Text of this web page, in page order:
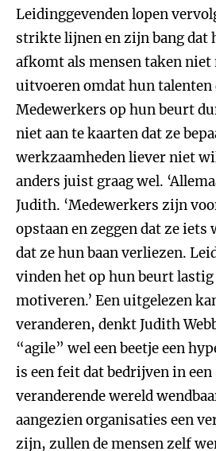
Leidinggevenden lopen
strikte lijnen en zijn bang dat
afkomt als mensen taken
uitvoeren omdat hun talenten
Medewerkers op hun beurt
niet aan te kaarten dat ze
werkzaamheden liever niet
anders juist graag wel.
Judith. ‘Medewerkers zijn
opstaan en zeggen dat ze
dat ze hun baan verliezen.
vinden het op hun beurt
motiveren.’ Een uitgelezen
veranderen, denkt Judith
“agile” wel een beetje een
is een feit dat bedrijven in
veranderende wereld
aangezien organisaties een
zijn, zullen de mensen zelf